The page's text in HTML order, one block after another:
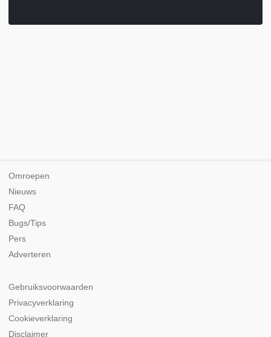
Omroepen
Nieuws
FAQ
Bugs/Tips
Pers
Adverteren
Gebruiksvoorwaarden
Privacyverklaring
Cookieverklaring
Disclaimer